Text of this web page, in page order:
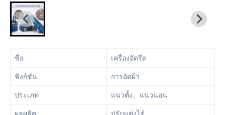
ชื่อ เครื่องอัดรีด
ฟังก์ชัน การอัดผ้า
ประเภท แนวตั้ง、แนวนอน
ผลผลิต ปรับแต่งได้